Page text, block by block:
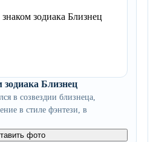
Близнец
в созвездии близнеца,
в стиле фэнтези, в
фото